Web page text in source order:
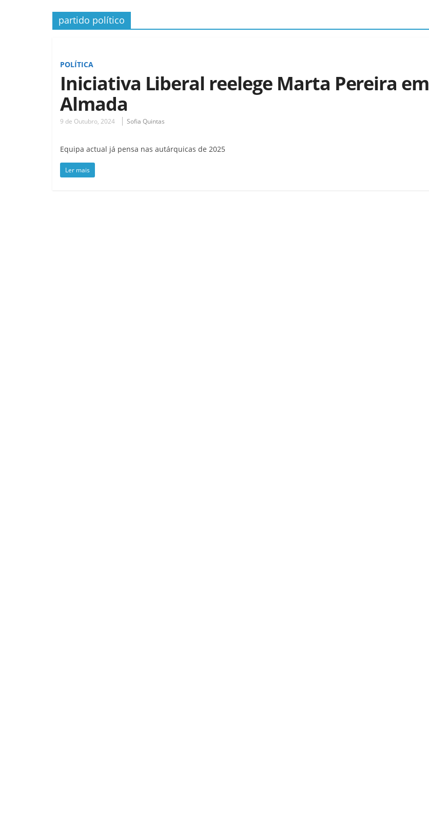
partido político
POLÍTICA
Iniciativa Liberal reelege Marta Pereira em
Almada
9 de Outubro, 2024 Sofia Quintas
Equipa actual já pensa nas autárquicas de 2025
Ler mais